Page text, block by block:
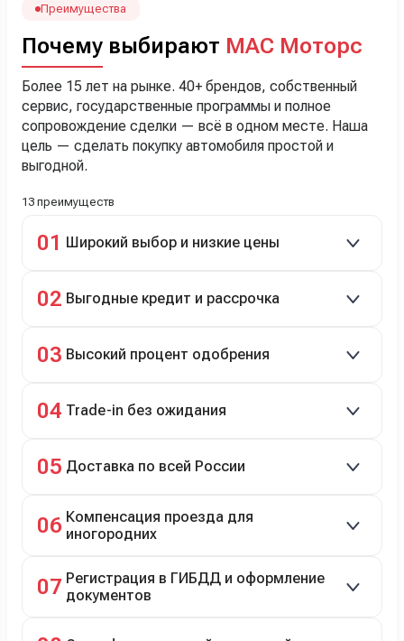
менеджеру Сергею, профессионал своего дела!
Преимущества
Почему выбирают МАС Моторс
Более 15 лет на рынке. 40+ брендов, собственный
сервис, государственные программы и полное
сопровождение сделки — всё в одном месте. Наша
цель — сделать покупку автомобиля простой и
выгодной.
13 преимуществ
01 Широкий выбор и низкие цены
подержанные авто.
02 Выгодные кредит и рассрочка
рассрочка 0% на 2 года при первом взносе 35–50%.
03 Высокий процент одобрения
04 Trade-in без ожидания
05 Доставка по всей России
06 Компенсация проезда для
иногородних
07 Регистрация в ГИБДД и оформление
документов